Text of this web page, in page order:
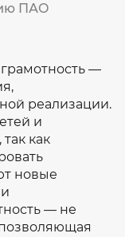
—
реализации.
и
как
новые
— не
ПАО